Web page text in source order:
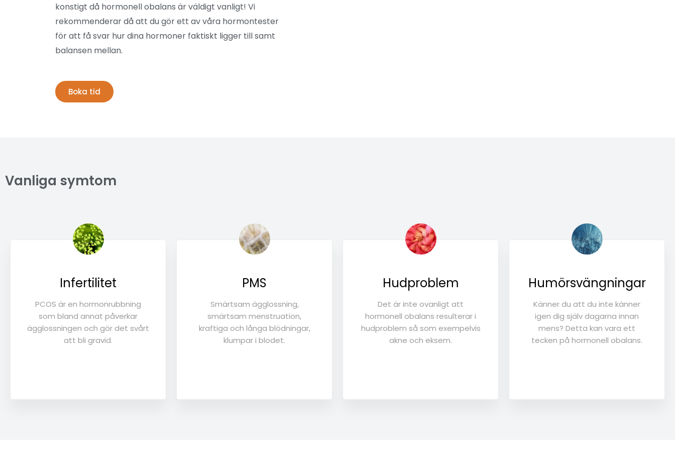
konstigt då hormonell obalans är väldigt vanligt! Vi
rekommenderar då att du gör ett av våra hormontester
för att få svar hur dina hormoner faktiskt ligger till samt
balansen mellan.
Boka tid
Vanliga symtom
Infertilitet
PCOS är en hormonrubbning
som bland annat påverkar
ägglossningen och gör det svårt
att bli gravid.
PMS
Smärtsam ägglossning,
smärtsam menstruation,
kraftiga och långa blödningar,
klumpar i blodet.
Hudproblem
Det är inte ovanligt att
hormonell obalans resulterar i
hudproblem så som exempelvis
akne och eksem.
Humörsvängningar
Känner du att du inte känner
igen dig själv dagarna innan
mens? Detta kan vara ett
tecken på hormonell obalans.